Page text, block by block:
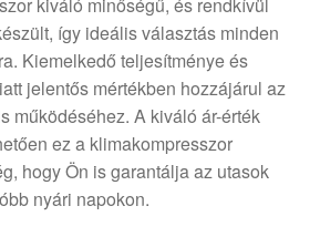
így ideális választás minden
Kiemelkedő teljesítménye és
jelentős mértékben hozzájárul az
működéséhez. A kiváló ár-érték
ez a klimakompresszor
hogy Ön is garantálja az utasok
nyári napokon.